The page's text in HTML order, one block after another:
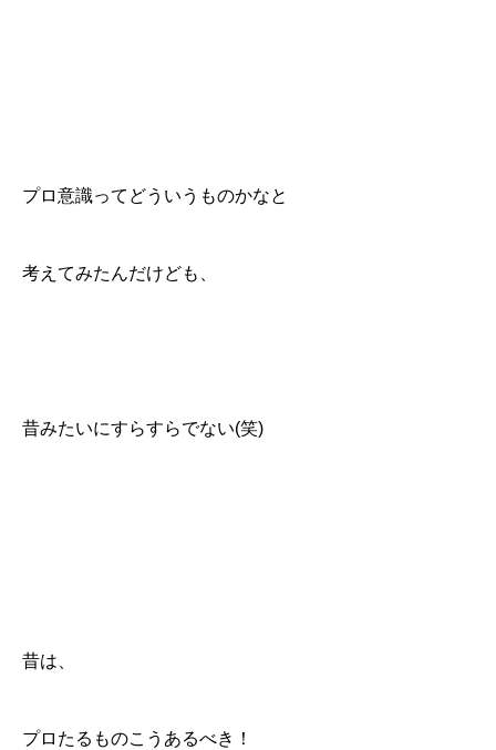
プロ意識ってどういうものかなと
考えてみたんだけども、
昔みたいにすらすらでない(笑)
昔は、
プロたるものこうあるべき！